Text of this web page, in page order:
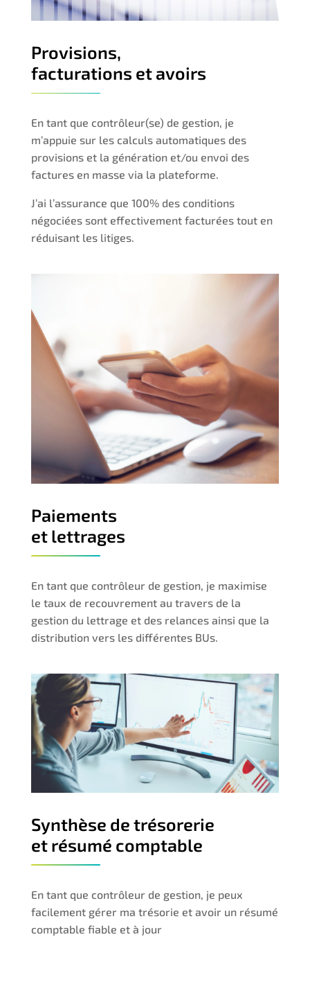
Provisions,
facturations et avoirs
En tant que contrôleur(se) de gestion, je
m’appuie sur les calculs automatiques des
provisions et la génération et/ou envoi des
factures en masse via la plateforme.
J’ai l’assurance que 100% des conditions
négociées sont effectivement facturées tout en
réduisant les litiges.
Paiements
et lettrages
En tant que contrôleur de gestion, je maximise
le taux de recouvrement au travers de la
gestion du lettrage et des relances ainsi que la
distribution vers les différentes BUs.
Synthèse de trésorerie
et résumé comptable
En tant que contrôleur de gestion, je peux
facilement gérer ma trésorie et avoir un résumé
comptable fiable et à jour